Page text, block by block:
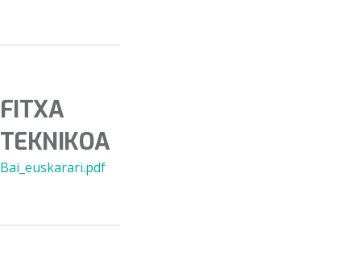
FITXA
TEKNIKOA
Bai_euskarari.pdf